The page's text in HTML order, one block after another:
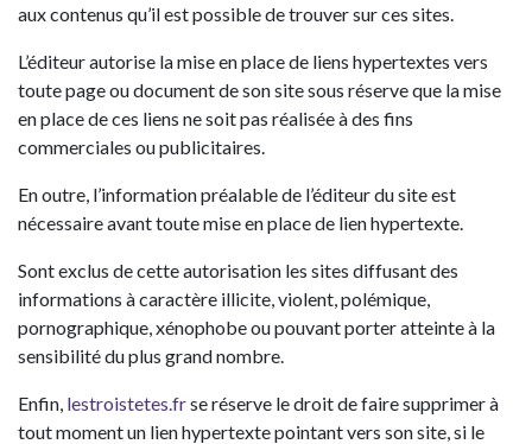
aux contenus qu’il est possible de trouver sur ces sites.
L’éditeur autorise la mise en place de liens hypertextes vers
toute page ou document de son site sous réserve que la mise
en place de ces liens ne soit pas réalisée à des fins
commerciales ou publicitaires.
En outre, l’information préalable de l’éditeur du site est
nécessaire avant toute mise en place de lien hypertexte.
Sont exclus de cette autorisation les sites diffusant des
informations à caractère illicite, violent, polémique,
pornographique, xénophobe ou pouvant porter atteinte à la
sensibilité du plus grand nombre.
Enfin, lestroistetes.frse réserve le droit de faire supprimer à
tout moment un lien hypertexte pointant vers son site, si le